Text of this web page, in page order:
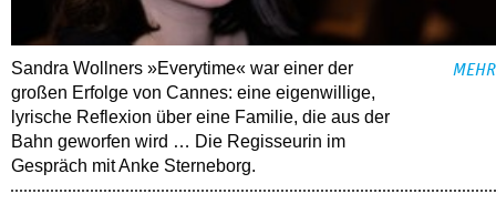
Sandra Wollners »Everytime« war einer der
großen Erfolge von Cannes: eine eigenwillige,
lyrische Reflexion über eine ­Familie, die aus der
Bahn geworfen wird … Die Regisseurin im
Gespräch mit Anke Sterneborg.
MEHR